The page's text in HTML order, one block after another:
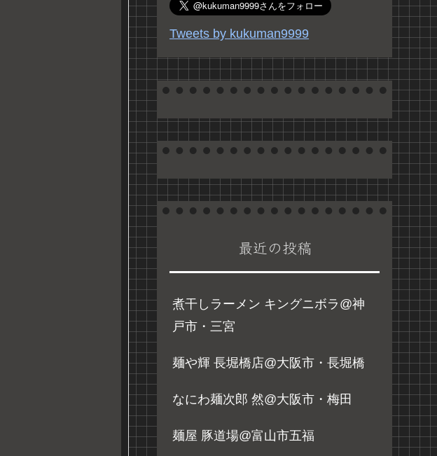
Tweets by kukuman9999
最近の投稿
煮干しラーメン キングニボラ@神
戸市・三宮
麺や輝 長堀橋店@大阪市・長堀橋
なにわ麺次郎 然@大阪市・梅田
麺屋 豚道場@富山市五福